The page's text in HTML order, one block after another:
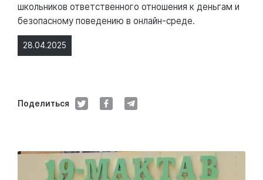
28.04.2025
Поделиться
школьников ответственного отношения к деньгам и
безопасному поведению в онлайн-среде.